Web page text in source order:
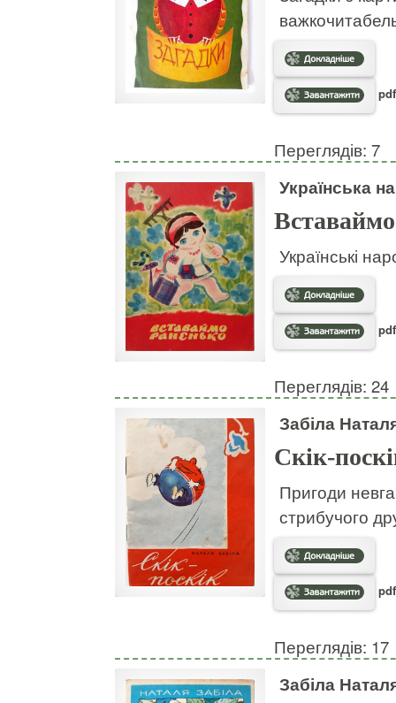
Переглядів: 7
Українська
Українські
Переглядів: 24
Забіла
Скік-
Пригоди
стрибучого
Переглядів: 17
Забіла